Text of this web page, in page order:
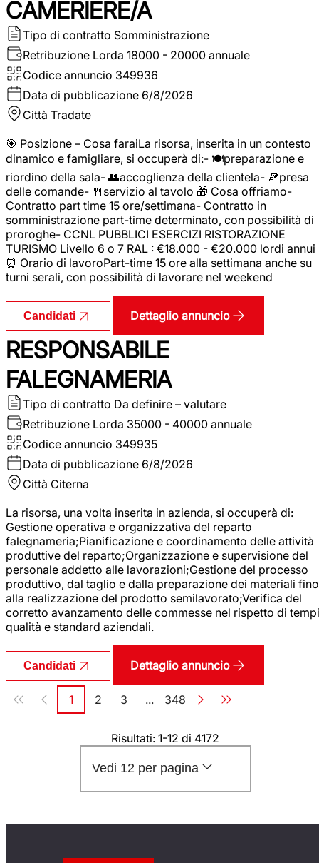
CAMERIERE/A
Tipo di contratto Somministrazione
Retribuzione Lorda 18000 - 20000 annuale
Codice annuncio 349936
Data di pubblicazione 6/8/2026
Città Tradate
🎯 Posizione – Cosa faraiLa risorsa, inserita in un contesto
dinamico e famigliare, si occuperà di:- 🍽️preparazione e
riordino della sala- 👥accoglienza della clientela- 🍕presa
delle comande- 🍴servizio al tavolo 🎁 Cosa offriamo-
Contratto part time 15 ore/settimana- Contratto in
somministrazione part-time determinato, con possibilità di
proroghe- CCNL PUBBLICI ESERCIZI RISTORAZIONE
TURISMO Livello 6 o 7 RAL : €18.000 - €20.000 lordi annui
⏰ Orario di lavoroPart-time 15 ore alla settimana anche su
turni serali, con possibilità di lavorare nel weekend
Candidati Dettaglio annuncio
RESPONSABILE
FALEGNAMERIA
Tipo di contratto Da definire – valutare
Retribuzione Lorda 35000 - 40000 annuale
Codice annuncio 349935
Data di pubblicazione 6/8/2026
Città Citerna
La risorsa, una volta inserita in azienda, si occuperà di:
Gestione operativa e organizzativa del reparto
falegnameria;Pianificazione e coordinamento delle attività
produttive del reparto;Organizzazione e supervisione del
personale addetto alle lavorazioni;Gestione del processo
produttivo, dal taglio e dalla preparazione dei materiali fino
alla realizzazione del prodotto semilavorato;Verifica del
corretto avanzamento delle commesse nel rispetto di
qualità e standard aziendali.
Candidati Dettaglio annuncio
Paginazione
Pagina
1 Pagina
2 Pagina
3 ... Pagina
348
Risultati: 1-12 di 4172
Vedi 12 per pagina